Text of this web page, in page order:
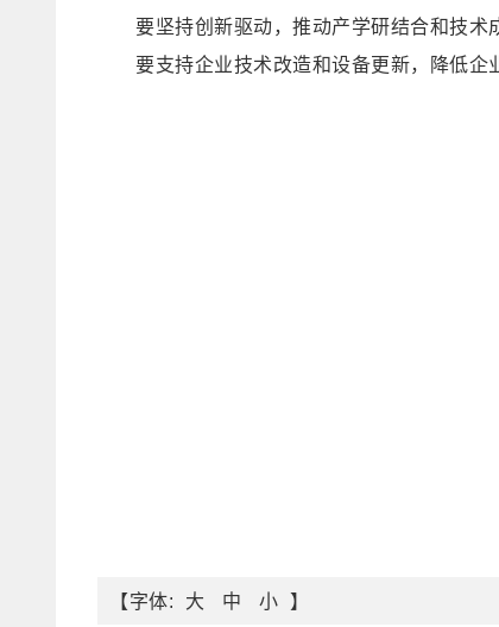
要坚持创新驱动，推动产学研结合和技术
要支持企业技术改造和设备更新，降低企
【字体: 大 中 小 】